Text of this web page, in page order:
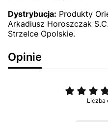
Dystrybucja: Produkty
Arkadiusz Horoszczak
Strzelce Opolskie.
Opinie
Liczba